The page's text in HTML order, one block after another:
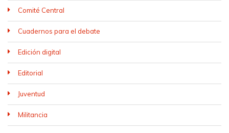
Comité Central
Cuadernos para el debate
Edición digital
Editorial
Juventud
Militancia